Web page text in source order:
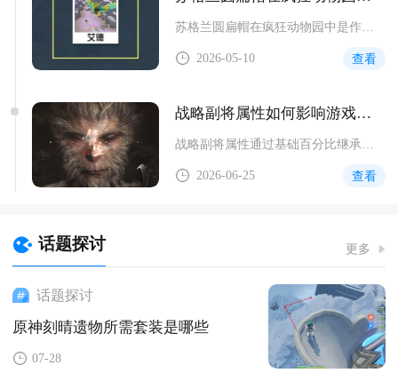
2026-05-10 查看
战略副将属性如何影响游戏中的角色发展
2026-06-25 查看
话题探讨 更多
话题探讨
原神刻晴遗物所需套装是哪些
07-28